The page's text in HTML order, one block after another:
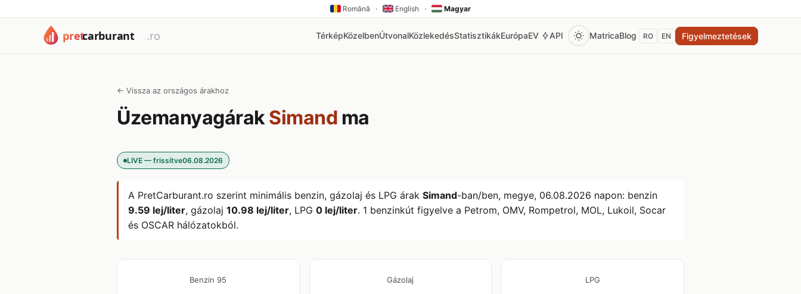
Română · English · Magyar
TérképKözelbenÚtvonalKözlekedésStatisztikákEurópaEV API MatricaBlog RO EN Figyelmeztetések
← Vissza az országos árakhoz
ÜzemanyagárakSimand ma
LIVE — frissítve06.08.2026
A PretCarburant.ro szerint minimális benzin, gázolaj és LPG árak Simand-ban/ben, megye, 06.08.2026 napon: benzin
9.59 lej/liter, gázolaj 10.98 lej/liter, LPG 0 lej/liter. 1 benzinkút figyelve a Petrom, OMV, Rompetrol, MOL, Lukoil, Socar
és OSCAR hálózatokból.
Benzin 95 Gázolaj LPG